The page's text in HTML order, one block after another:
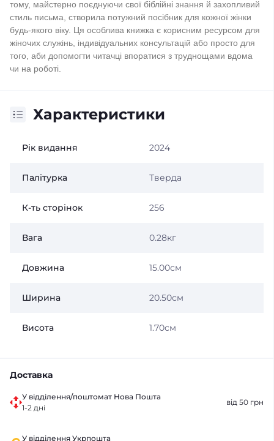
тому, майстерно поєднуючи свої біблійні знання й захопливий
стиль письма, створила потужний посібник для кожної жінки
будь-якого віку. Ця особлива книжка є корисним ресурсом для
жіночих служінь, індивідуальних консультацій або просто для
того, аби допомогти читачці впоратися з труднощами вдома
чи на роботі.
Характеристики
Рік видання 2024
Палітурка Тверда
К-ть сторінок 256
Вага 0.28кг
Довжина 15.00см
Ширина 20.50см
Висота 1.70см
Доставка
У відділення/поштомат Нова Пошта
1-2 дні
від 50 грн
У відділення Укрпошта